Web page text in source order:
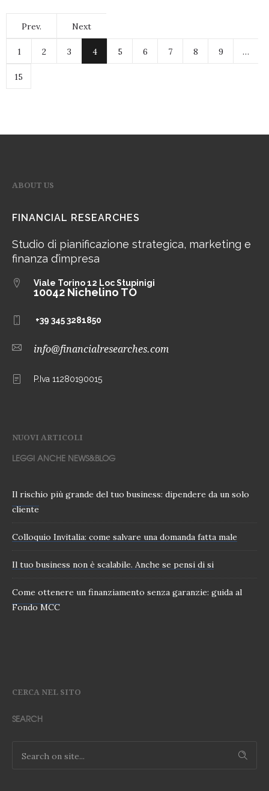
Prev. Next
1 2 3 4 5 6 7 8 9 …
15
ABOUT US
FINANCIAL RESEARCHES
Studio di pianificazione strategica, marketing e
finanza d’impresa
Viale Torino 12 Loc Stupinigi
10042 Nichelino TO
+39 345 3281850
info@financialresearches.com
P.Iva 11280190015
NUOVI ARTICOLI
LEGGI ANCHE NEWS&BLOG
Il rischio più grande del tuo business: dipendere da un solo
cliente
Colloquio Invitalia: come salvare una domanda fatta male
Il tuo business non è scalabile. Anche se pensi di si
Come ottenere un finanziamento senza garanzie: guida al
Fondo MCC
CERCA NEL SITO
SEARCH